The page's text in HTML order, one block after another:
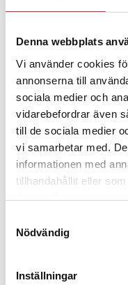
Denna webbplats
Vi använder cookies
annonserna till
sociala medier och
vidarebefordrar även
till de sociala medier
vi samarbetar med.
informationen med
tillhandahållit eller
deras tjänster.
Nödvändig
Inställningar
– nu
4 juni
att